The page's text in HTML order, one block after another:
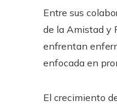
Entre sus
de la Amistad y
enfrentan
enfocada en
El crecimiento